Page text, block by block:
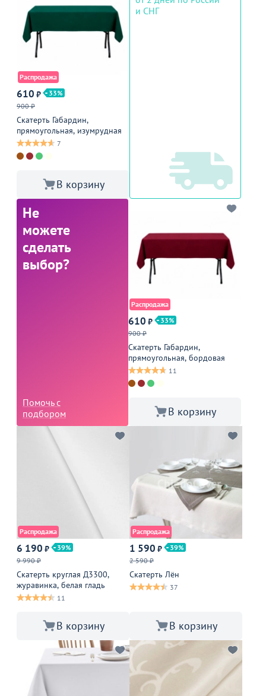
Распродажа
610 ₽
33
900 ₽
Скатерть Габардин,
прямоугольная, изумрудная
7
В корзину
и СНГ
Не
можете
сделать
выбор?
Помочь с
подбором
Распродажа
610 ₽
33
900 ₽
Скатерть Габардин,
прямоугольная, бордовая
11
В корзину
Распродажа
6 190 ₽
39
9 990 ₽
Скатерть круглая Д3300,
журавинка, белая гладь
11
В корзину
Распродажа
1 590 ₽
39
2 590 ₽
Скатерть Лён
37
В корзину